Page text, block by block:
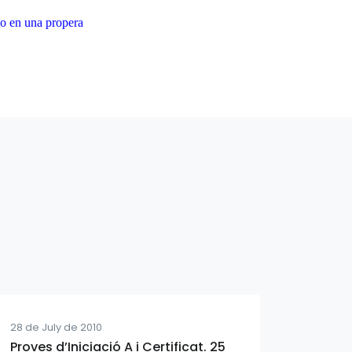
en una propera
28 de July de 2010
Proves d’Iniciació A i Certificat. 25